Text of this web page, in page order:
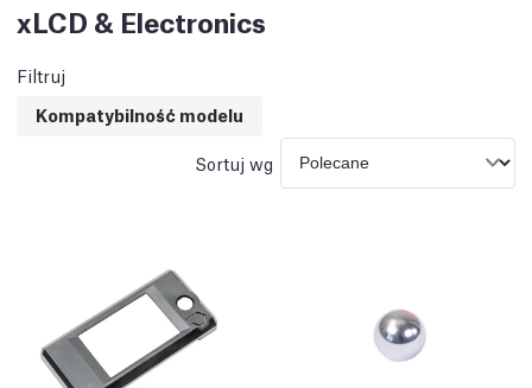
xLCD & Electronics
Filtruj
Kompatybilność modelu
Sortuj wg